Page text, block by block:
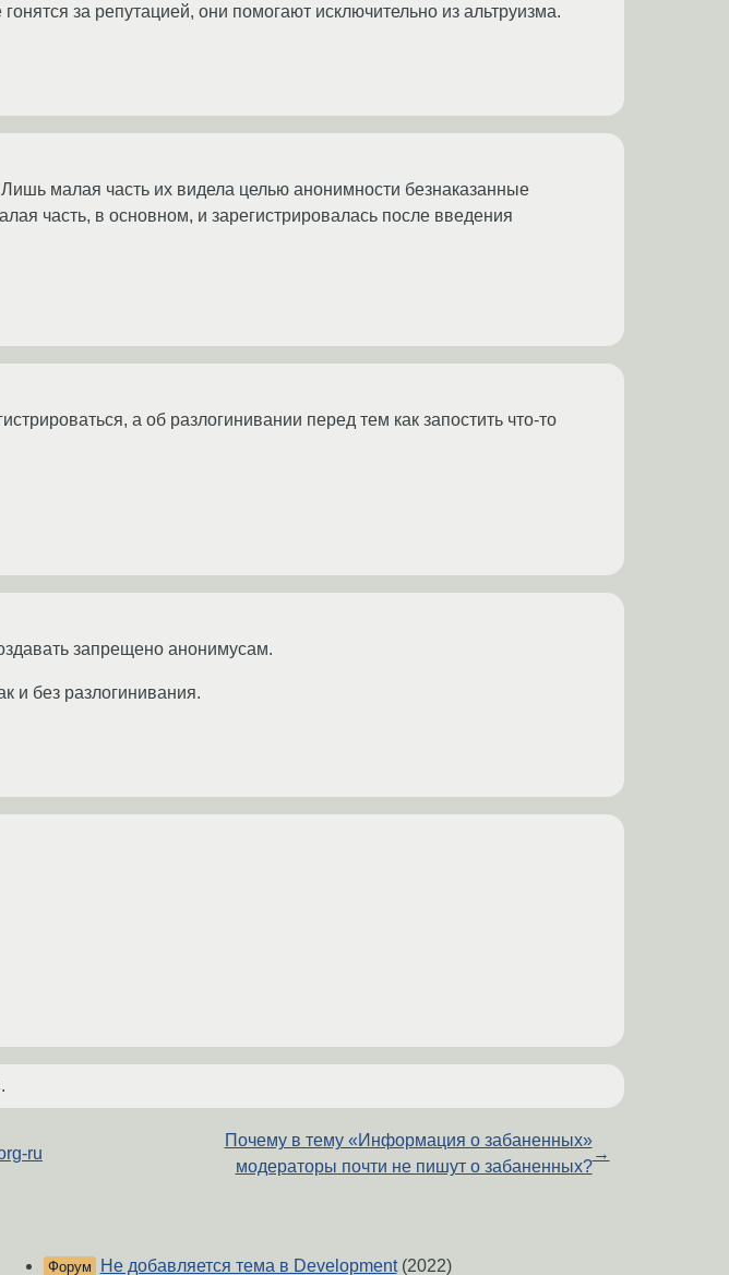
за репутацией, они помогают исключительно из альтруизма.
малая часть их видела целью анонимности безнаказанные
часть, в основном, и зарегистрировалась после введения
а об разлогинивании перед тем как запостить что-то
запрещено анонимусам.
и без разлогинивания.
ru
Почему в тему «Информация о забаненных»
модераторы почти не пишут о забаненных?
→
Форум Не добавляется тема в Development(2022)